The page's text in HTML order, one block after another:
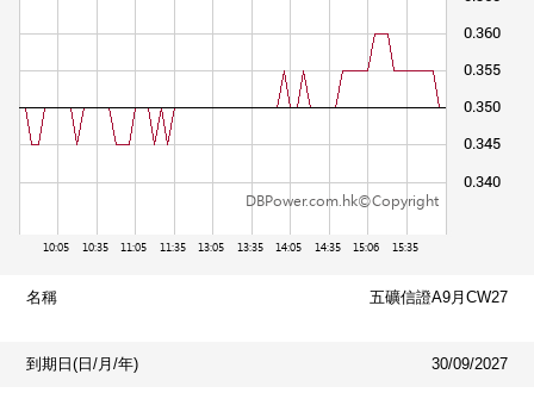
名稱 五礦信證A9月CW27
到期日(日/月/年) 30/09/2027